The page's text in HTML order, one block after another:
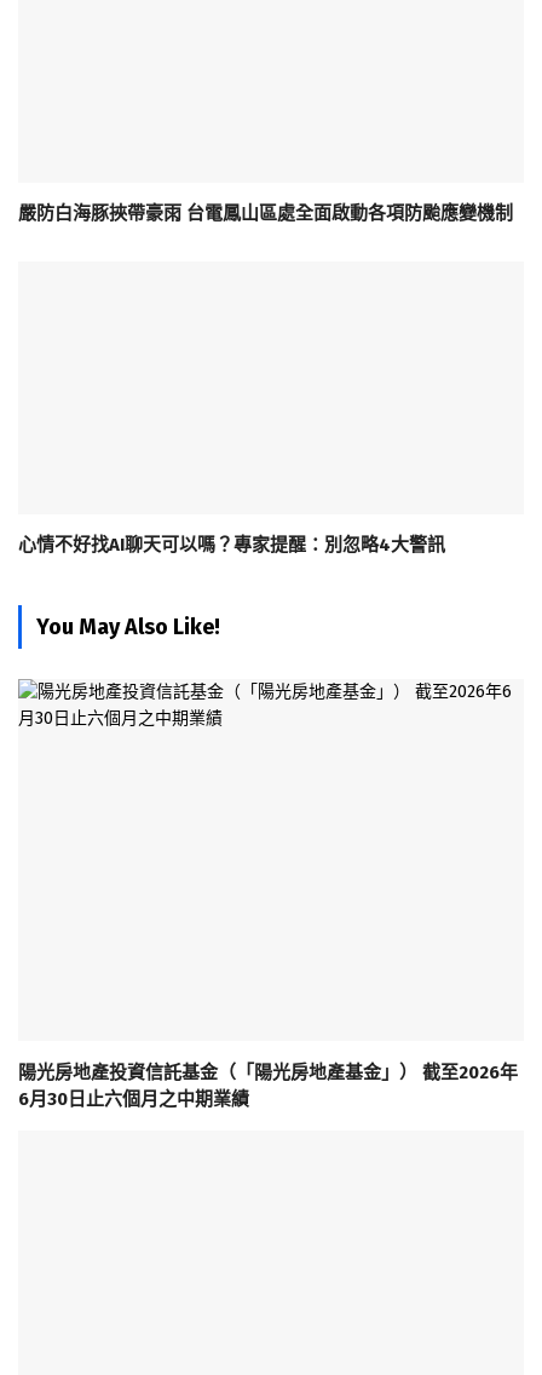
嚴防白海豚挾帶豪雨 台電鳳山區處全面啟動各項防颱應變機制
心情不好找AI聊天可以嗎？專家提醒：別忽略4大警訊
You May Also Like!
陽光房地產投資信託基金（「陽光房地產基金」） 截至2026年
6月30日止六個月之中期業績